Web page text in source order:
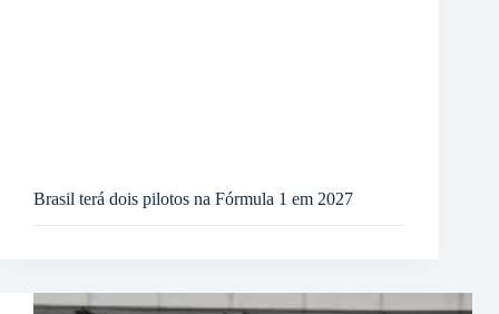
Brasil terá dois pilotos na Fórmula 1 em 2027